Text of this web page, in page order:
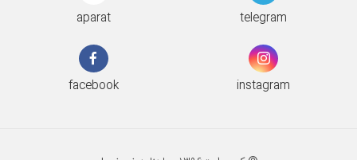
aparat telegram
facebook instagram